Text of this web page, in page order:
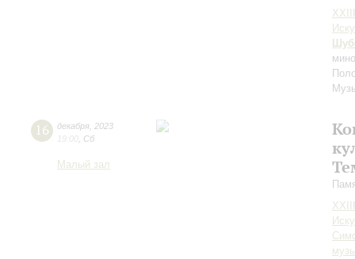
16 декабря 2023
19:00 Сб
Малый зал